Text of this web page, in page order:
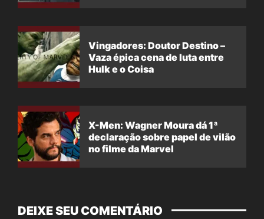
Vingadores: Doutor Destino –
Vaza épica cena de luta entre
Hulk e o Coisa
X-Men: Wagner Moura dá 1ª
declaração sobre papel de vilão
no filme da Marvel
DEIXE SEU COMENTÁRIO